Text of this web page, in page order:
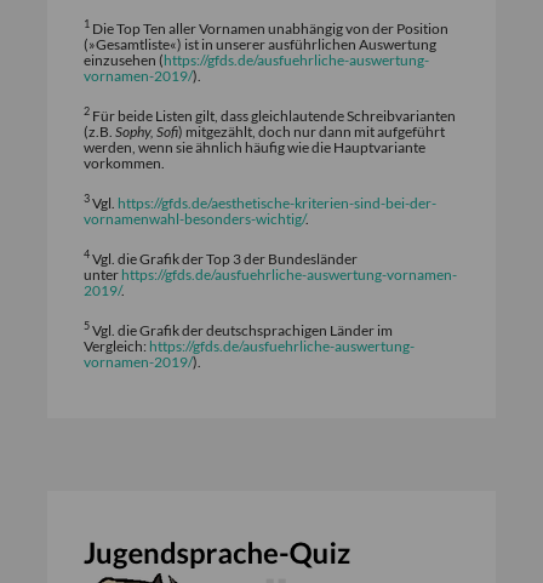
1 Die Top Ten aller Vornamen unabhängig von der Position
(»Gesamtliste«) ist in unserer ausführlichen Auswertung
einzusehen (https://gfds.de/ausfuehrliche-auswertung-
vornamen-2019/).
2 Für beide Listen gilt, dass gleichlautende Schreibvarianten
(z.B. Sophy, Sofi) mitgezählt, doch nur dann mit aufgeführt
werden, wenn sie ähnlich häufig wie die Hauptvariante
vorkommen.
3Vgl. https://gfds.de/aesthetische-kriterien-sind-bei-der-
vornamenwahl-besonders-wichtig/.
4Vgl. die Grafik der Top 3 der Bundesländer
unter https://gfds.de/ausfuehrliche-auswertung-vornamen-
2019/.
5Vgl. die Grafik der deutschsprachigen Länder im
Vergleich: https://gfds.de/ausfuehrliche-auswertung-
vornamen-2019/).